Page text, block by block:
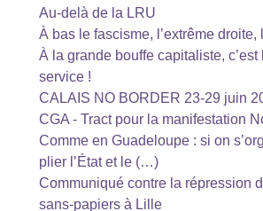
Au-delà de la LRU
À bas le fascisme, l’extrême droite,
À la grande bouffe capitaliste, c’est
service !
CALAIS NO BORDER 23-29 juin
CGA - Tract pour la manifestation
Comme en Guadeloupe : si on
plier l’État et le (…)
Communiqué contre la répression
sans-papiers à Lille